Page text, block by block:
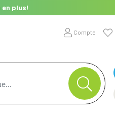
plus!
Compte